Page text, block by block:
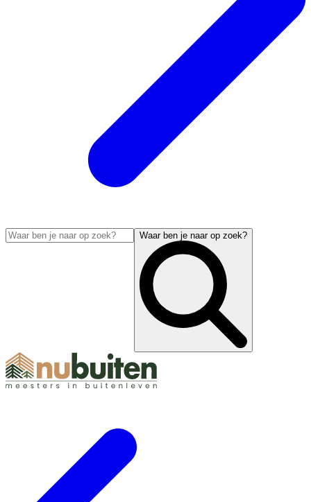
Waar ben je naar op zoek?